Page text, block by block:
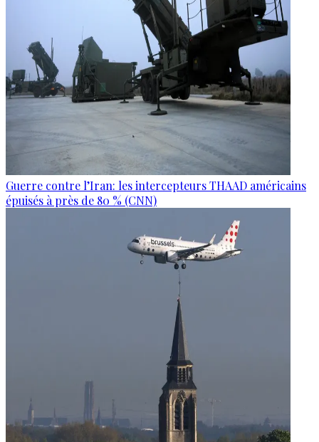
Guerre contre l’Iran: les intercepteurs THAAD américains
épuisés à près de 80 % (CNN)